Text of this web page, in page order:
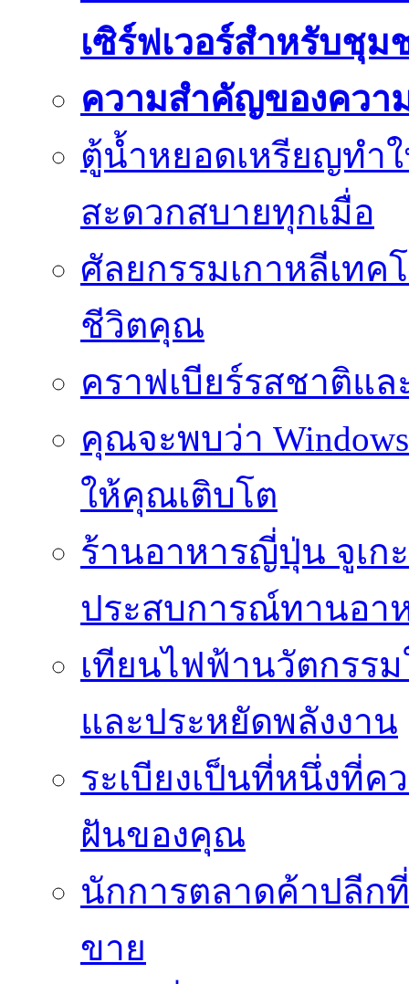
เซิร์ฟเวอร์สำหรับชุม
ความสำคัญของควา
ตู้น้ำหยอดเหรียญทำ
สะดวกสบายทุกเมื่อ
ศัลยกรรมเกาหลีเท
ชีวิตคุณ
คราฟเบียร์รสชาติแ
คุณจะพบว่า
ให้คุณเติบโต
ร้านอาหารญี่ปุ่น จูเก
ประสบการณ์ทานอา
เทียนไฟฟ้านวัตกรร
และประหยัดพลังงาน
ระเบียงเป็นที่หนึ่งที่ค
ฝันของคุณ
นักการตลาดค้าปลีก
ขาย